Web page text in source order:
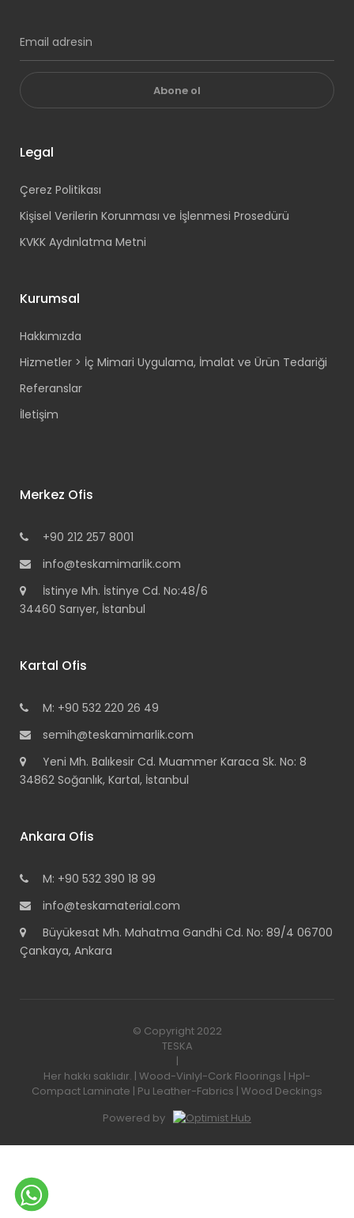
Abone ol
Legal
Çerez Politikası
Kişisel Verilerin Korunması ve İşlenmesi Prosedürü
KVKK Aydınlatma Metni
Kurumsal
Hakkımızda
Hizmetler > İç Mimari Uygulama, İmalat ve Ürün Tedariği
Referanslar
İletişim
Merkez Ofis
+90 212 257 8001
info@teskamimarlik.com
İstinye Mh. İstinye Cd. No:48/6
34460 Sarıyer, İstanbul
Kartal Ofis
M: +90 532 220 26 49
semih@teskamimarlik.com
Yeni Mh. Balıkesir Cd. Muammer Karaca Sk. No: 8
34862 Soğanlık, Kartal, İstanbul
Ankara Ofis
M: +90 532 390 18 99
info@teskamaterial.com
Büyükesat Mh. Mahatma Gandhi Cd. No: 89/4 06700
Çankaya, Ankara
© Copyright 2022
TESKA
|
Her hakkı saklıdır. | Wood-Vinlyl-Cork Floorings | Hpl-
Compact Laminate | Pu Leather-Fabrics | Wood Deckings
Powered by